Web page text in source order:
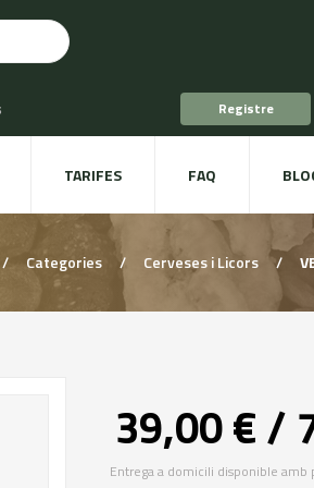
i Te
Plat a taula
Registre
TARIFES FAQ
/ Categories / Cerveses i Licors /
39,00 € /
Entrega a domicili disponible amb